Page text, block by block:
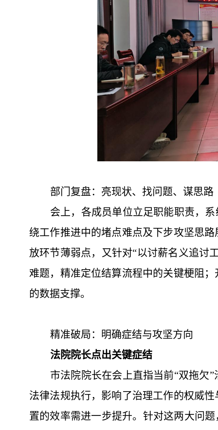
部门复盘：亮现状、找问题、谋思路
会上，各成员单位立足职能职责，
绕工作推进中的堵点难点及下步攻坚思
放环节薄弱点，又针对“以讨薪名义追讨
难题，精准定位结算流程中的关键梗阻
的数据支撑。
精准破局：明确症结与攻坚方向
法院院长点出关键症结
市法院院长在会上直指当前“双拖欠
法律法规执行，影响了治理工作的权威性
置的效率需进一步提升。针对这两大问